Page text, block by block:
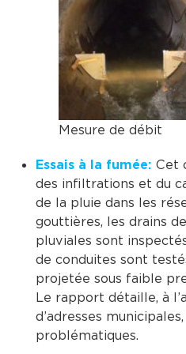
Mesure de débit
Essais à la fumée: Cet
des infiltrations et du
de la pluie dans les
gouttières, les drains
pluviales sont
de conduites sont
projetée sous faible
Le rapport détaille, à
d’adresses
problématiques.